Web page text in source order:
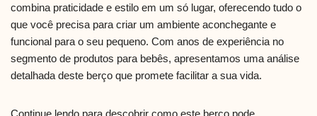
combina praticidade e estilo em um só lugar, oferecendo tudo o
que você precisa para criar um ambiente aconchegante e
funcional para o seu pequeno. Com anos de experiência no
segmento de produtos para bebês, apresentamos uma análise
detalhada deste berço que promete facilitar a sua vida.
Continue lendo para descobrir como este berço pode